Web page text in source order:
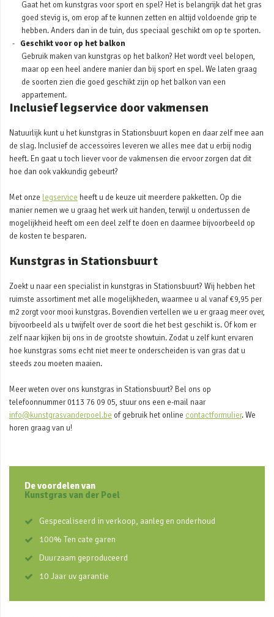
Gaat het om kunstgras voor sport en spel? Het is belangrijk dat het gras
goed stevig is, om erop af te kunnen zetten en altijd voldoende grip te
hebben. Anders dan in de tuin, dus speciaal geschikt om op te sporten.
Geschikt voor op het balkon
Gebruik maken van kunstgras op het balkon? Het wordt veel belopen,
maar op een heel andere manier dan bij sport en spel. We laten graag
de soorten zien die goed geschikt zijn op het balkon van een
appartement.
Inclusief legservice door vakmensen
Natuurlijk kunt u het kunstgras in Stationsbuurt kopen en daar zelf mee aan
de slag. Inclusief de accessoires leveren we alles mee dat u erbij nodig
heeft. En gaat u toch liever voor de vakmensen die ervoor zorgen dat dit
hoe dan ook vakkundig gebeurt?
Met onze legservice heeft u de keuze uit meerdere pakketten. Op die
manier nemen we u graag het werk uit handen, terwijl u ondertussen de
mogelijkheid heeft om een deel zelf te doen en daarmee bijvoorbeeld op
de kosten te besparen.
Kunstgras in Stationsbuurt
Zoekt u naar een specialist in kunstgras in Stationsbuurt? Wij hebben het
ruimste assortiment met alle mogelijkheden, waarmee u al vanaf €9,95 per
m2 zorgt voor mooi kunstgras. Bovendien vertellen we u er graag meer over,
bijvoorbeeld als u twijfelt over de soort die het best geschikt is. Of kom er
zelf naar kijken bij ons in de grootste showtuin. Zodat u zelf kunt ervaren
hoe kunstgras soms echt niet meer te onderscheiden is van gras dat u
steeds zou moeten maaien.
Meer weten over ons kunstgras in Stationsbuurt? Bel ons op
telefoonnummer 0113 76 09 05, stuur ons een e-mail naar
info@kunstgrasvanderpoel.be of gebruik het online contactformulier. We
horen graag van u!
De voordelen van
Kunstgras van der Poel
Gespecaliseerd in verkoop, aanleg en onderhoud
100% Ten cate garen
Duurzaam geproduceerd
10 Jaar uv garantie